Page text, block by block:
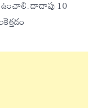
ఉంచాలి. దాదాపు 10